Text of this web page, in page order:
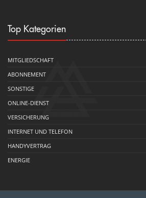
Top Kategorien
MITGLIEDSCHAFT
ABONNEMENT
SONSTIGE
ONLINE-DIENST
VERSICHERUNG
INTERNET UND TELEFON
HANDYVERTRAG
ENERGIE